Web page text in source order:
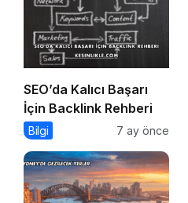
SEO’da Kalıcı Başarı
İçin Backlink Rehberi
Bilgi 7 ay önce